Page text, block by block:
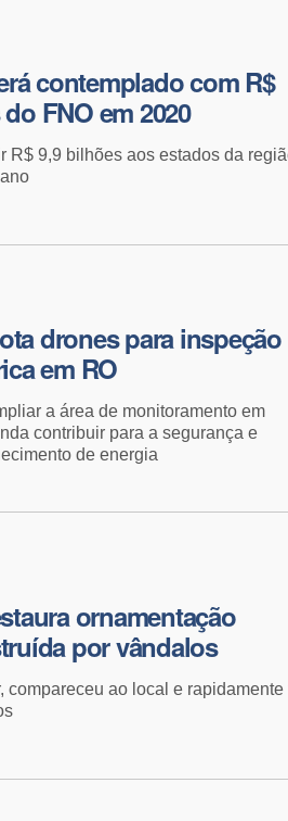
contemplado com R$
FNO em 2020
R$ 9,9 bilhões aos estados da
drones para inspeção
em RO
a área de monitoramento em
contribuir para a segurança e
de energia
ornamentação
por vândalos
compareceu ao local e rapidamente